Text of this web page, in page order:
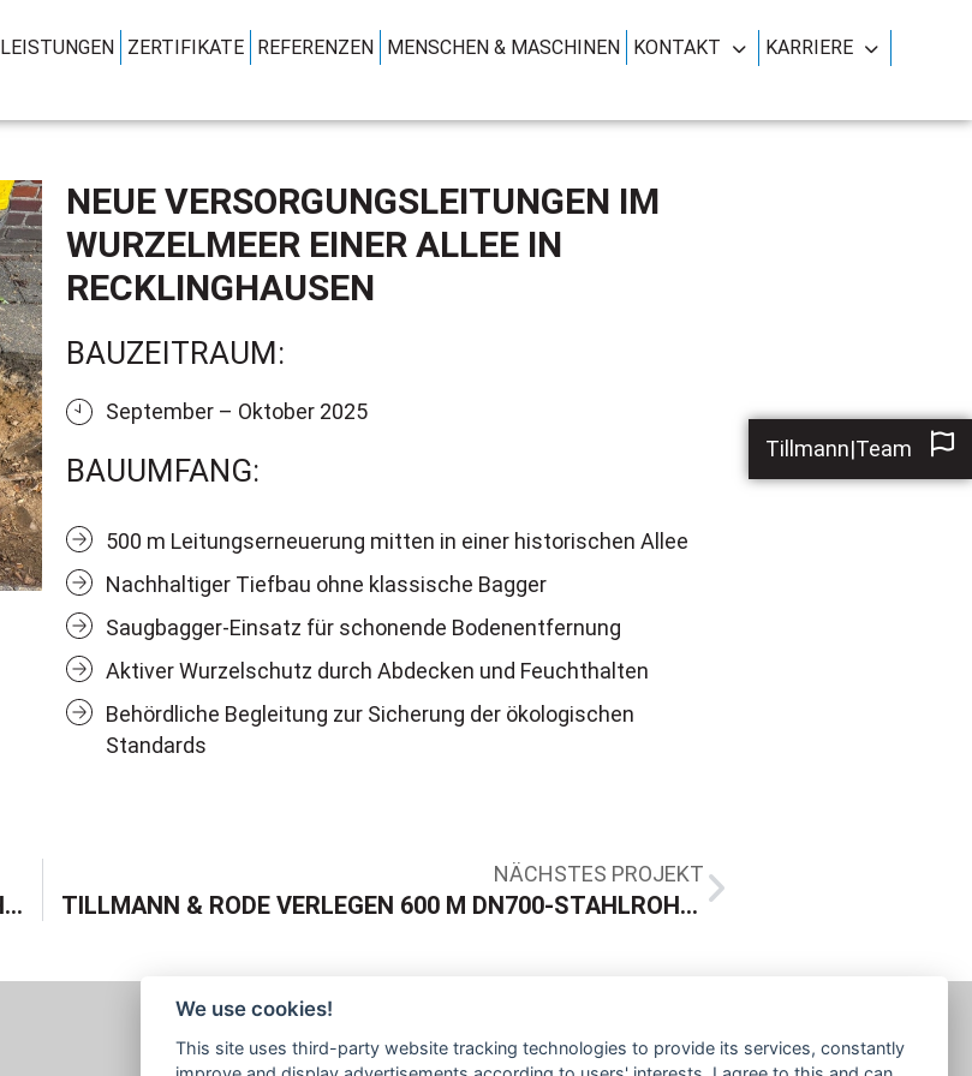
LEISTUNGEN ZERTIFIKATE REFERENZEN MENSCHEN & MASCHINEN KONTAKT KARRIERE
NEUE VERSORGUNGSLEITUNGEN IM
WURZELMEER EINER ALLEE IN
RECKLINGHAUSEN
BAUZEITRAUM:
September – Oktober 2025
BAUUMFANG:
500 m Leitungserneuerung mitten in einer historischen Allee
Nachhaltiger Tiefbau ohne klassische Bagger
Saugbagger-Einsatz für schonende Bodenentfernung
Aktiver Wurzelschutz durch Abdecken und Feuchthalten
Behördliche Begleitung zur Sicherung der ökologischen
Standards
SANIERUNG DER BOCHUMER STRASSE IN GELSENKIRCHEN – EINES UNSERER GROSSPROJEKTE
NÄCHSTES PROJEKT
TILLMANN & RODE VERLEGEN 600 M DN700-STAHLROHRLEITUNG IN RECKLINGHAUSEN
Tillmann|Team
We use cookies!
This site uses third-party website tracking technologies to provide its services, constantly